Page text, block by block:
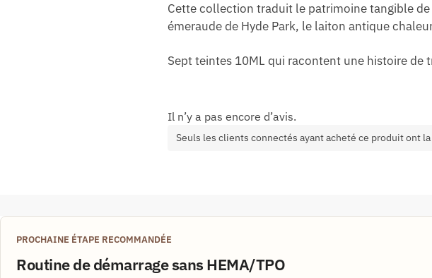
Cette collection traduit le patrimoine tangible
émeraude de Hyde Park, le laiton antique
Sept teintes 10ML qui racontent une histoire de
Il n’y a pas encore d’avis.
Seuls les clients connectés ayant acheté ce produit ont
PROCHAINE ÉTAPE RECOMMANDÉE
Routine de démarrage sans HEMA/TPO